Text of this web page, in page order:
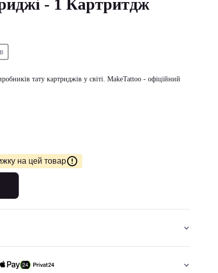
- 1 Картритдж
тату картриджів у світі. MakeTattoo - офіційний
на цей товар